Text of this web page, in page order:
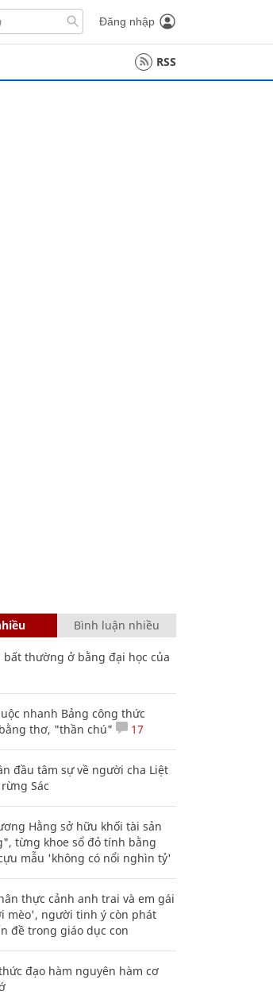
Đăng nhập
RSS
Bình luận nhiều
bất thường ở bằng đại học của
nhanh Bảng công thức
thơ, "thần chú"
17
đầu tâm sự về người cha Liệt
Sác
Hằng sở hữu khối tài sản
từng khoe sổ đỏ tính bằng
mẫu 'không có nổi nghìn tỷ'
thực cảnh anh trai và em gái
mèo', người tinh ý còn phát
đề trong giáo dục con
đạo hàm nguyên hàm cơ